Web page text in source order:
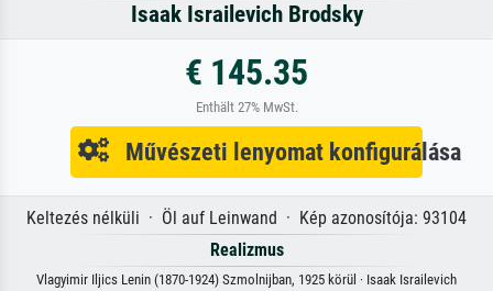
Isaak Israilevich Brodsky
€ 145.35
Enthält 27% MwSt.
Művészeti lenyomat konfigurálása
Keltezés nélküli · Öl auf Leinwand · Kép azonosítója: 93104
Realizmus
Vlagyimir Iljics Lenin (1870-1924) Szmolnijban, 1925 körül · Isaak Israilevich